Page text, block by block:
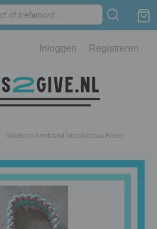
Inloggen Registreren
Telefoon Armband Verstelbaar Roze